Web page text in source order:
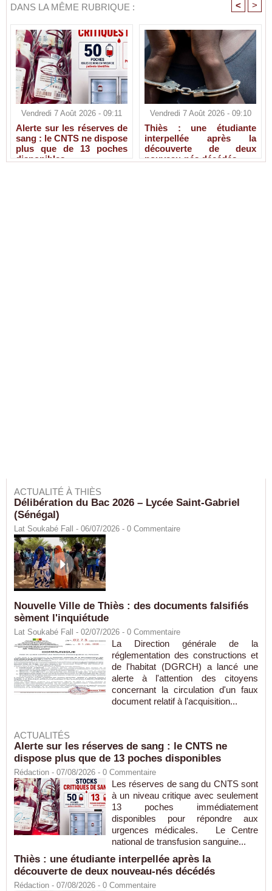
DANS LA MÊME RUBRIQUE : < >
Vendredi 7 Août 2026 - 09:11
Alerte sur les réserves de
sang : le CNTS ne dispose
plus que de 13 poches
disponibles
Vendredi 7 Août 2026 - 09:10
Thiès : une étudiante
interpellée après la
découverte de deux
nouveau-nés décédés
ACTUALITÉ À THIÈS
Délibération du Bac 2026 – Lycée Saint-Gabriel
(Sénégal)
Lat Soukabé Fall - 06/07/2026 - 0 Commentaire
Nouvelle Ville de Thiès : des documents falsifiés
sèment l'inquiétude
Lat Soukabé Fall - 02/07/2026 - 0 Commentaire
La Direction générale de la
réglementation des constructions et
de l'habitat (DGRCH) a lancé une
alerte à l'attention des citoyens
concernant la circulation d'un faux
document relatif à l'acquisition...
ACTUALITÉS
Alerte sur les réserves de sang : le CNTS ne
dispose plus que de 13 poches disponibles
Rédaction - 07/08/2026 - 0 Commentaire
Les réserves de sang du CNTS sont
à un niveau critique avec seulement
13 poches immédiatement
disponibles pour répondre aux
urgences médicales. Le Centre
national de transfusion sanguine...
Thiès : une étudiante interpellée après la
découverte de deux nouveau-nés décédés
Rédaction - 07/08/2026 - 0 Commentaire